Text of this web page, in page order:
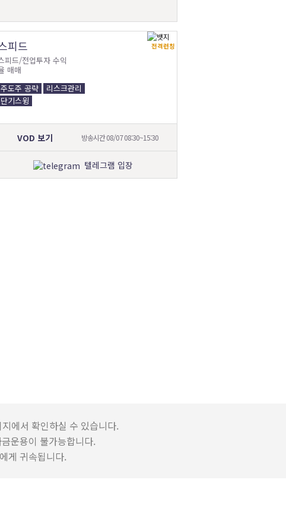
전격런칭
피드
피드/전업투자 수익
매매
주도주 공략
리스크관리
단기스윙
VOD 보기 방송시간 08/07 08:30~15:30
텔레그램 입장
에서 확인하실 수 있습니다.
운용이 불가능합니다.
게 귀속됩니다.